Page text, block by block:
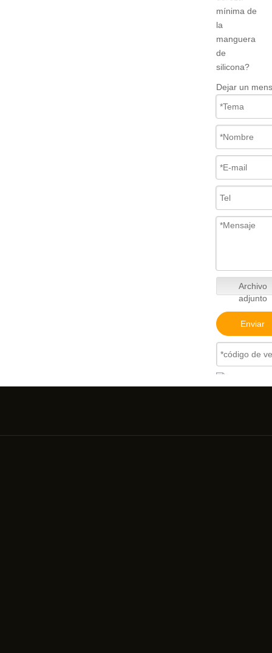
mínima de
la
manguera
de
silicona?
Dejar un
Archivo
adjunto
Enviar